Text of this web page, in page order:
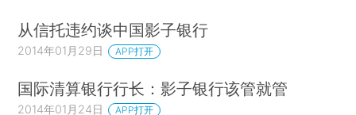
从信托违约谈中国影子银行
2014年01月29日 APP打开
国际清算银行行长：影子银行该管就管
2014年01月24日 APP打开